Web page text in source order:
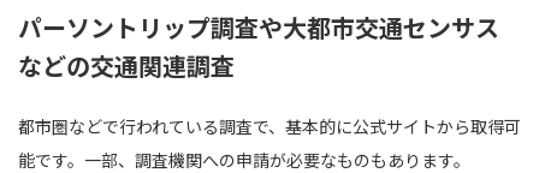
パーソントリップ調査や大都市交通センサス
などの交通関連調査
都市圏などで行われている調査で、基本的に公式サイトから取得可
能です。一部、調査機関への申請が必要なものもあります。